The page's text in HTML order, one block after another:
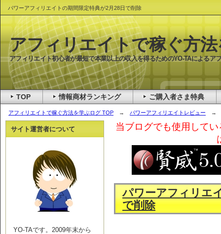
パワーアフィリエイトの期間限定特典が2月28日で削除
アフィリエイトで稼ぐ方法を学ぶログ TOP → パワーアフィリエイトレビュー → パ
当ブログでも使用して
パワーアフィリエ
で削除
サイト運営者について
YO-TAです。2009年末から
アフィリエイトで稼ぐ方
アフィリエイト初心者が最短で本業以上の収入を得るためのYO-TAによるア
TOP 情報商材ランキング ご購入者さま特典